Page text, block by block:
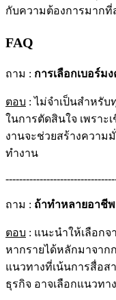
กับความต้องการมากที่
FAQ
ถาม : การเลือกเบอร์ม
ตอบ : ไม่จำเป็นสำหรั
ในการตัดสินใจ เพราะ
งานจะช่วยสร้างความ
ทำงาน
ถาม : ถ้าทำหลายอาชีพ
ตอบ : แนะนำให้เลือกจ
หากรายได้หลักมาจาก
แนวทางที่เน้นการสื่อส
ธุรกิจ อาจเลือกแนวท